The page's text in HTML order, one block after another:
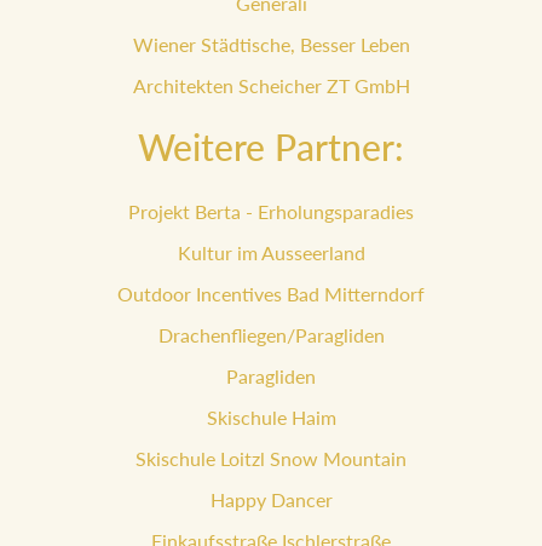
Wiener Städtische, Besser Leben
Architekten Scheicher ZT GmbH
Weitere Partner:
Projekt Berta - Erholungsparadies
Kultur im Ausseerland
Outdoor Incentives Bad Mitterndorf
Drachenfliegen/Paragliden
Paragliden
Skischule Haim
Skischule Loitzl Snow Mountain
Happy Dancer
Einkaufsstraße Ischlerstraße